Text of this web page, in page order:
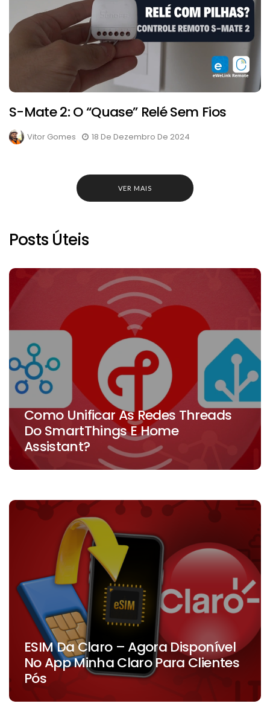
S-Mate 2: O “quase” Relé Sem Fios
Vitor Gomes 18 De Dezembro De 2024
VER MAIS
Posts Úteis
Como Unificar As Redes Threads
Do SmartThings E Home
Assistant?
ESIM Da Claro – Agora Disponível
No App Minha Claro Para Clientes
Pós